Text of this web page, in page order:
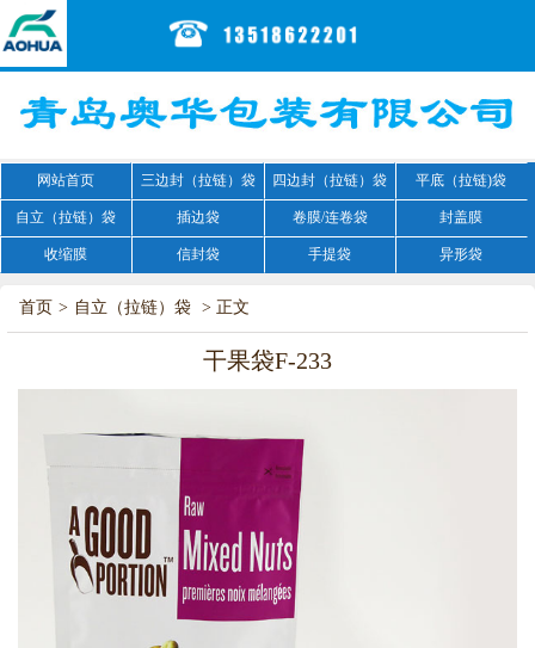
网站首页 三边封（拉链）袋 四边封（拉链）袋 平底（拉链)袋
自立（拉链）袋 插边袋 卷膜/连卷袋 封盖膜
收缩膜 信封袋 手提袋 异形袋
首页 > 自立（拉链）袋 > 正文
干果袋F-233